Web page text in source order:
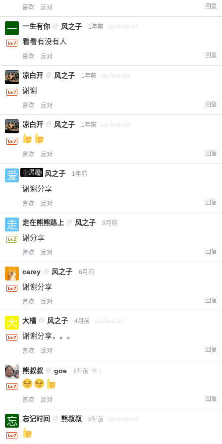
喜欢 反对 回复
一生有你 @ 风之子 1年前 via Android
看看有没有人
喜欢 反对 回复
凉白开 @ 风之子 1年前 via Android
谢谢
喜欢 反对 回复
凉白开 @ 风之子 1年前 via Android
喜欢 反对 回复
小黑屋
爱X @ 风之子 1年前
谢谢分享
喜欢 反对 回复
走在熊熊路上 @ 风之子 9月前
谢分享
喜欢 反对 回复
carey @ 风之子 6月前
谢谢分享
喜欢 反对 回复
大橘 @ 风之子 4月前 via Android
谢谢分享，。。
喜欢 反对 回复
熊叔叔 @ goe 5年前 1
喜欢 反对 回复
忘记时间 @ 熊叔叔 5年前 via Android